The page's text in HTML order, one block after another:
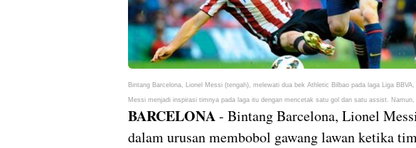
Bintang Barcelona, Lionel Messi (tengah), melewati dua bek Athletic Bilbao pada laga Liga
Messi menjadi inspirasi timnya pada laga itu dengan mencetak satu gol dan satu assist.
BARCELONA- Bintang Barcelona, Lionel
dalam urusan membobol gawang lawan ketika